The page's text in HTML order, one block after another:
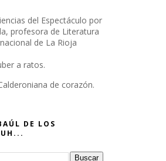
del Espectáculo por
profesora de Literatura
de La Rioja
a ratos.
de corazón.
DE LOS